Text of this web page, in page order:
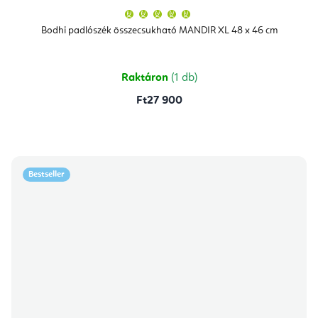
Bodhi padlószék összecsukható MANDIR XL 48 x 46 cm
átlagos
értékelése
csillag.
Raktáron (1 db)
Ft27 900
Bestseller